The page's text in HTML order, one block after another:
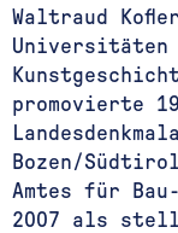
Waltraud
Universitäten
promovierte
Bozen/
Amtes für
2007 als